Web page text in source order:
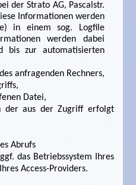
der Strato AG, Pascalstr.
Informationen werden
in einem sog. Logfile
werden dabei
bis zur automatisierten
anfragenden Rechners,
Datei,
der aus der Zugriff erfolgt
Abrufs
das Betriebssystem Ihres
Access-Providers.